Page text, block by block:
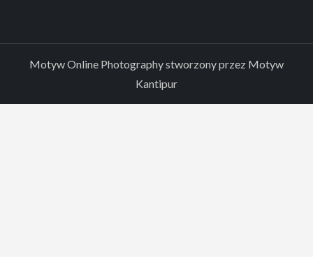
Motyw Online Photography stworzony przez Motyw
Kantipur